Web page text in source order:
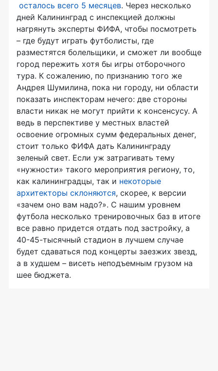
осталось всего 5 месяцев. Через несколько
дней Калининград с инспекцией должны
нагрянуть эксперты ФИФА, чтобы посмотреть
– где будут играть футболисты, где
разместятся болельщики, и сможет ли вообще
город пережить хотя бы игры отборочного
тура. К сожалению, по признанию того же
Андрея Шумилина, пока ни городу, ни области
показать инспекторам нечего: две стороны
власти никак не могут прийти к консенсусу. А
ведь в перспективе у местных властей
освоение огромных сумм федеральных денег,
стоит только ФИФА дать Калининграду
зеленый свет. Если уж затрагивать тему
«нужности» такого мероприятия региону, то,
как калининградцы, так и некоторые
архитекторы склоняются, скорее, к версии
«зачем оно вам надо?». С нашим уровнем
футбола несколько тренировочных баз в итоге
все равно придется отдать под застройку, а
40-45-тысячный стадион в лучшем случае
будет сдаваться под концерты заезжих звезд,
а в худшем – висеть неподъемным грузом на
шее бюджета.